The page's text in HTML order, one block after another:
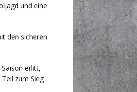
und eine
den sicheren
erlitt,
zum Sieg